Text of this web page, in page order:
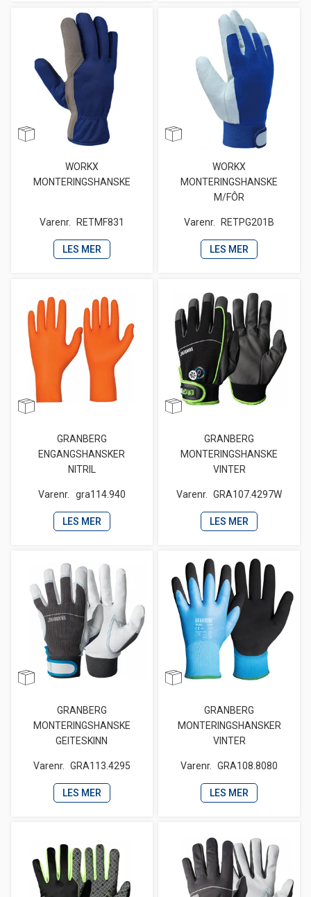
WORKX
MONTERINGSHANSKE
Varenr. RETMF831
LES MER
WORKX
MONTERINGSHANSKE
M/FÔR
Varenr. RETPG201B
LES MER
GRANBERG
ENGANGSHANSKER
NITRIL
Varenr. gra114.940
LES MER
GRANBERG
MONTERINGSHANSKE
VINTER
Varenr. GRA107.4297W
LES MER
GRANBERG
MONTERINGSHANSKE
GEITESKINN
Varenr. GRA113.4295
LES MER
GRANBERG
MONTERINGSHANSKER
VINTER
Varenr. GRA108.8080
LES MER